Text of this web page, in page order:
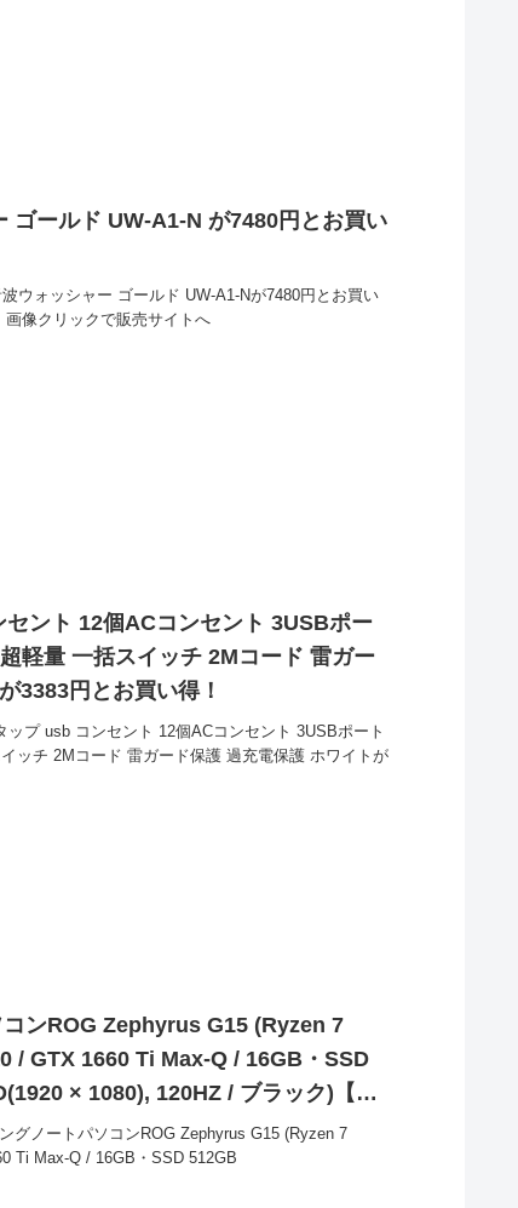
ゴールド UW-A1-N が7480円とお買い
ウォッシャー ゴールド UW-A1-Nが7480円とお買い
像クリックで販売サイトへ
ント 12個ACコンセント 3USBポー
軽量 一括スイッチ 2Mコード 雷ガー
3383円とお買い得！
プ usb コンセント 12個ACコンセント 3USBポート
ッチ 2Mコード 雷ガード保護 過充電保護 ホワイトが
ンROG Zephyrus G15 (Ryzen 7
/ GTX 1660 Ti Max-Q / 16GB・SSD
× 1080), 120HZ / ブラック)【日
証】GA502DU-R7G1660AS が
グノートパソコンROG Zephyrus G15 (Ryzen 7
Ti Max-Q / 16GB・SSD 512GB